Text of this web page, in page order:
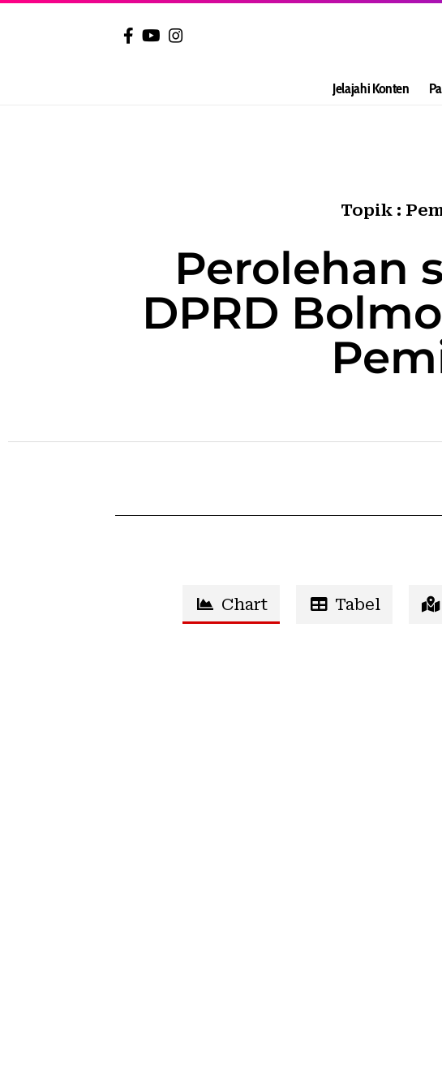
Jelajahi Konten
Topik :
Perolehan
DPRD
Chart Tabel